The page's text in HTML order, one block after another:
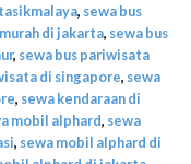
, sewa bus
di jakarta, sewa bus
, sewa bus pariwisata
di singapore, sewa
, sewa kendaraan di
mobil alphard, sewa
, sewa mobil alphard di